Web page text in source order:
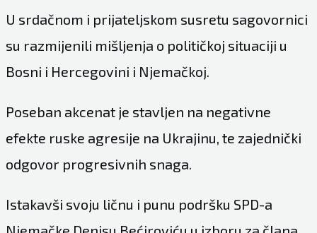
U srdačnom i prijateljskom susretu sagovornici
su razmijenili mišljenja o političkoj situaciji u
Bosni i Hercegovini i Njemačkoj.
Poseban akcenat je stavljen na negativne
efekte ruske agresije na Ukrajinu, te zajednički
odgovor progresivnih snaga.
Istakavši svoju ličnu i punu podršku SPD-a